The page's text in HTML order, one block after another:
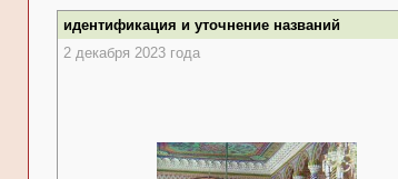
идентификация и уточнение названий
2 декабря 2023 года